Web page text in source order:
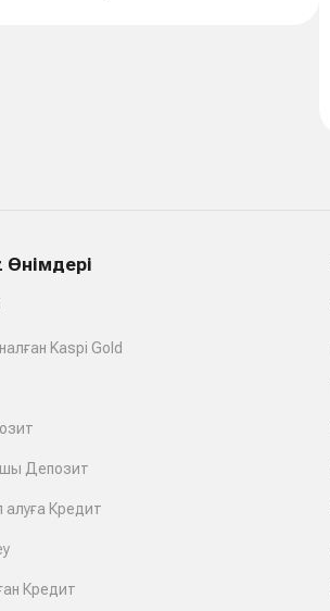
Өнімдері
Kaspi Gold
Депозит
алуға Кредит
Кредит